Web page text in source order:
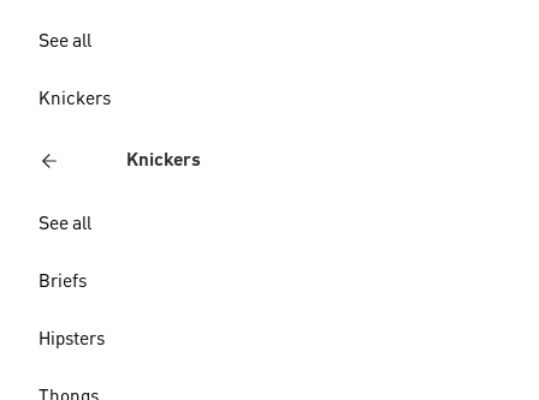
See all
Knickers
Knickers
See all
Briefs
Hipsters